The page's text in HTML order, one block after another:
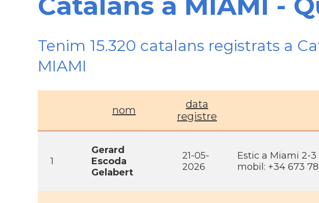
Tenim 15.320 catalans registrats a
MIAMI
nom
data
registre
1
Gerard
Escoda
Gelabert
21-05-
2026
Estic a Miami 2-
mobil: +34 673